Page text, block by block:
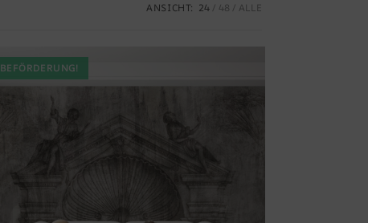
ANSICHT: 24 48 ALLE
BEFÖRDERUNG!